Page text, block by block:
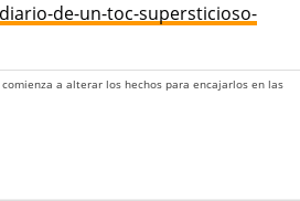
de-un-toc-supersticioso-
a alterar los hechos para encajarlos en las